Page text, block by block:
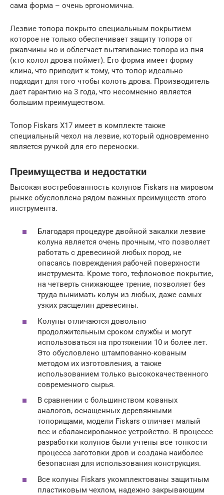
сама форма – очень эргономична.
Лезвие топора покрыто специальным покрытием
которое не только обеспечивает защиту топора от
ржавчины но и облегчает вытягивание топора из пня
(кто колол дрова поймет). Его форма имеет форму
клина, что приводит к тому, что топор идеально
подходит для того чтобы колоть дрова. Производитель
дает гарантию на 3 года, что несомненно является
большим преимуществом.
Топор Fiskars X17 имеет в комплекте также
специальный чехол на лезвие, который одновременно
является ручкой для его переноски.
Преимущества и недостатки
Высокая востребованность колунов Fiskars на мировом
рынке обусловлена рядом важных преимуществ этого
инструмента.
Благодаря процедуре двойной закалки лезвие
колуна является очень прочным, что позволяет
работать с древесиной любых пород, не
опасаясь повреждения рабочей поверхности
инструмента. Кроме того, тефлоновое покрытие,
на четверть снижающее трение, позволяет без
труда вынимать колун из любых, даже самых
узких расщелин древесины.
Колуны отличаются довольно
продолжительным сроком службы и могут
использоваться на протяжении 10 и более лет.
Это обусловлено штампованно-кованым
методом их изготовления, а также
использованием только высококачественного
современного сырья.
В сравнении с большинством кованых
аналогов, оснащенных деревянными
топорищами, модели Fiskars отличает малый
вес и сбалансированное устройство. В процессе
разработки колунов были учтены все тонкости
процесса заготовки дров и создана наиболее
безопасная для использования конструкция.
Все колуны Fiskars укомплектованы защитным
пластиковым чехлом, надежно закрывающим